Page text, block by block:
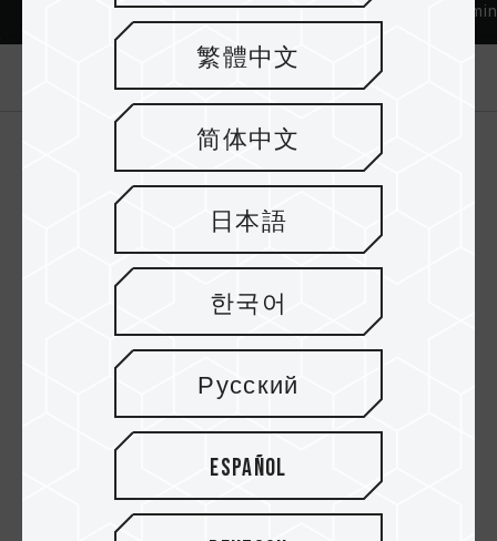
calor de
Introducción
Proporciona diversas opciones de
frecuencia y capacidad
Para la familia DDR2 ELITE de TEAM,
繁體中文
简体中文
日本語
한국어
Русский
Español